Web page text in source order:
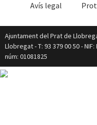
Avís legal
Ajuntament del Prat de
Llobregat - T: 93 379 00 50 -
núm: 01081825